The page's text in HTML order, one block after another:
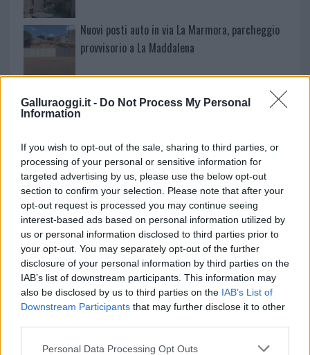
Galluraoggi.it - Do Not Process My Personal
Information
If you wish to opt-out of the sale, sharing to third parties, or
processing of your personal or sensitive information for
targeted advertising by us, please use the below opt-out
section to confirm your selection. Please note that after your
opt-out request is processed you may continue seeing
interest-based ads based on personal information utilized by
us or personal information disclosed to third parties prior to
your opt-out. You may separately opt-out of the further
disclosure of your personal information by third parties on the
IAB’s list of downstream participants. This information may
also be disclosed by us to third parties on the IAB’s List of
Downstream Participants that may further disclose it to other
Please note that this website/app uses one or more Google
Personal Data Processing Opt Outs
Nuovi posti auto in via La Marmora, parcheggio
provvisorio a La Maddalena
bussano alle porte
NECROLOGIE
Mario Malu